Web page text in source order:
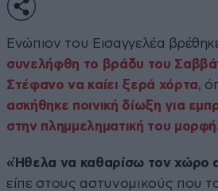
Ενώπιον του Εισαγγελέα
συνελήφθη το βράδυ του
Στέφανο να καίει ξερά χόρτα,
ασκήθηκε ποινική δίωξη για
στην πλημμεληματική του
«Ήθελα να καθαρίσω τον χώρο
είπε στους αστυνομικούς που